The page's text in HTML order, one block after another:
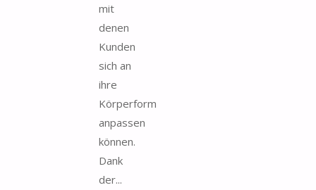
mit
denen
Kunden
sich an
ihre
Körperform
anpassen
können.
Dank
der...